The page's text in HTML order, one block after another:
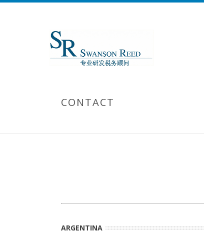
CONTACT
ARGENTINA